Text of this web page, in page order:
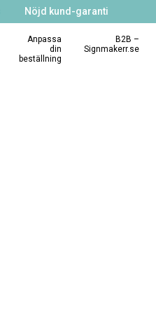
Nöjd kund-garanti
Anpassa
din
beställning
B2B –
Signmakerr.se